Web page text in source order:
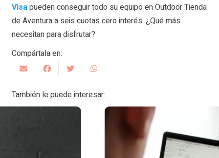
Visapueden conseguir todo su equipo en Outdoor Tienda
de Aventura a seis cuotas cero interés. ¿Qué más
necesitan para disfrutar?
Compártala en:
También le puede interesar: